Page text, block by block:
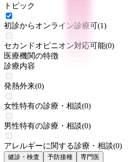
トピック
初診からオンライン診療可(1)
セカンドオピニオン対応可能(0)
医療機関の特徴
診療内容
発熱外来(0)
女性特有の診療・相談(0)
男性特有の診療・相談(0)
アレルギーに関する診療・相談(0)
健診・検査 予防接種
専門医